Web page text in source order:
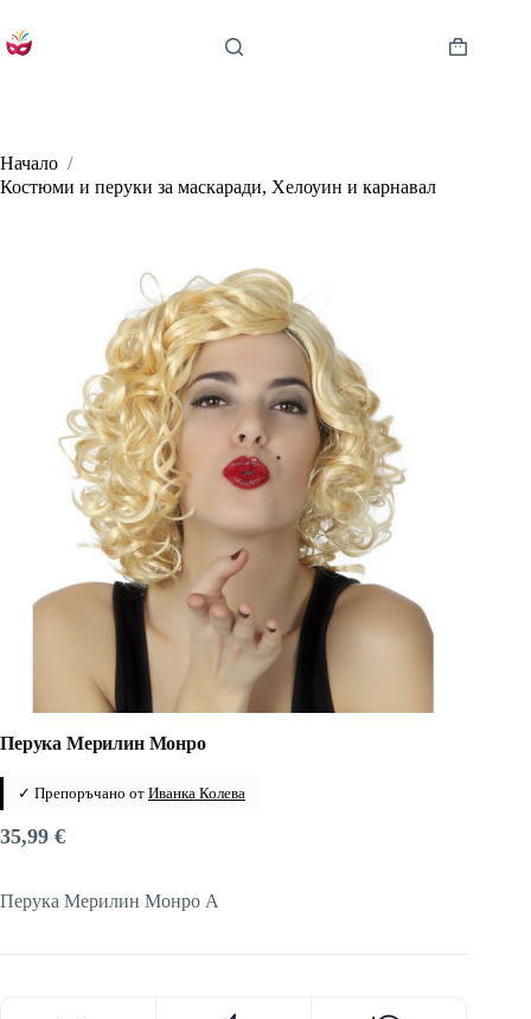
to
content
Shopping
Начало /
Костюми и перуки за маскаради, Хелоуин и карнавал
Перука Мерилин Монро
✓ Препоръчано от Иванка Колева
35,99 €
Перука Мерилин Монро A